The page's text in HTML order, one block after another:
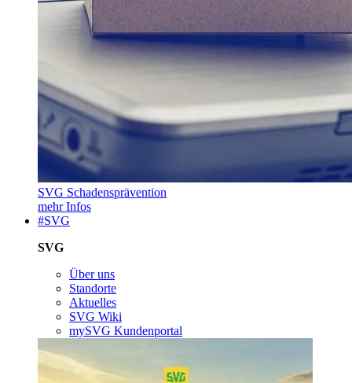
SVG Schadensprävention
mehr Infos
#SVG
SVG
Über uns
Standorte
Aktuelles
SVG Wiki
mySVG Kundenportal